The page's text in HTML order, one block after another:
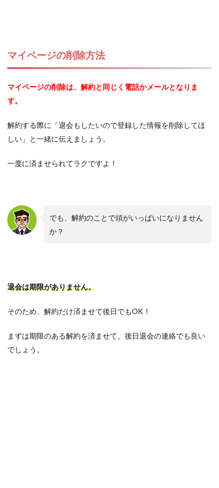
マイページの削除方法
マイページの削除は、解約と同じく電話かメールとなりま
す。
解約する際に「退会もしたいので登録した情報を削除してほ
しい」と一緒に伝えましょう。
一度に済ませられてラクですよ！
でも、解約のことで頭がいっぱいになりません
か？
退会は期限がありません。
そのため、解約だけ済ませて後日でもOK！
まずは期限のある解約を済ませて、後日退会の連絡でも良い
でしょう。